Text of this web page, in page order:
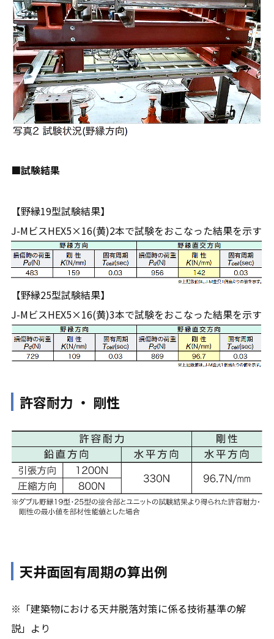
■試験結果
【野縁19型試験結果】
J-MビスHEX5×16(黄)2本で試験をおこなった結果を示す
【野縁25型試験結果】
J-MビスHEX5×16(黄)3本で試験をおこなった結果を示す
許容耐力 ・ 剛性
天井面固有周期の算出例
※「建築物における天井脱落対策に係る技術基準の解
説」より